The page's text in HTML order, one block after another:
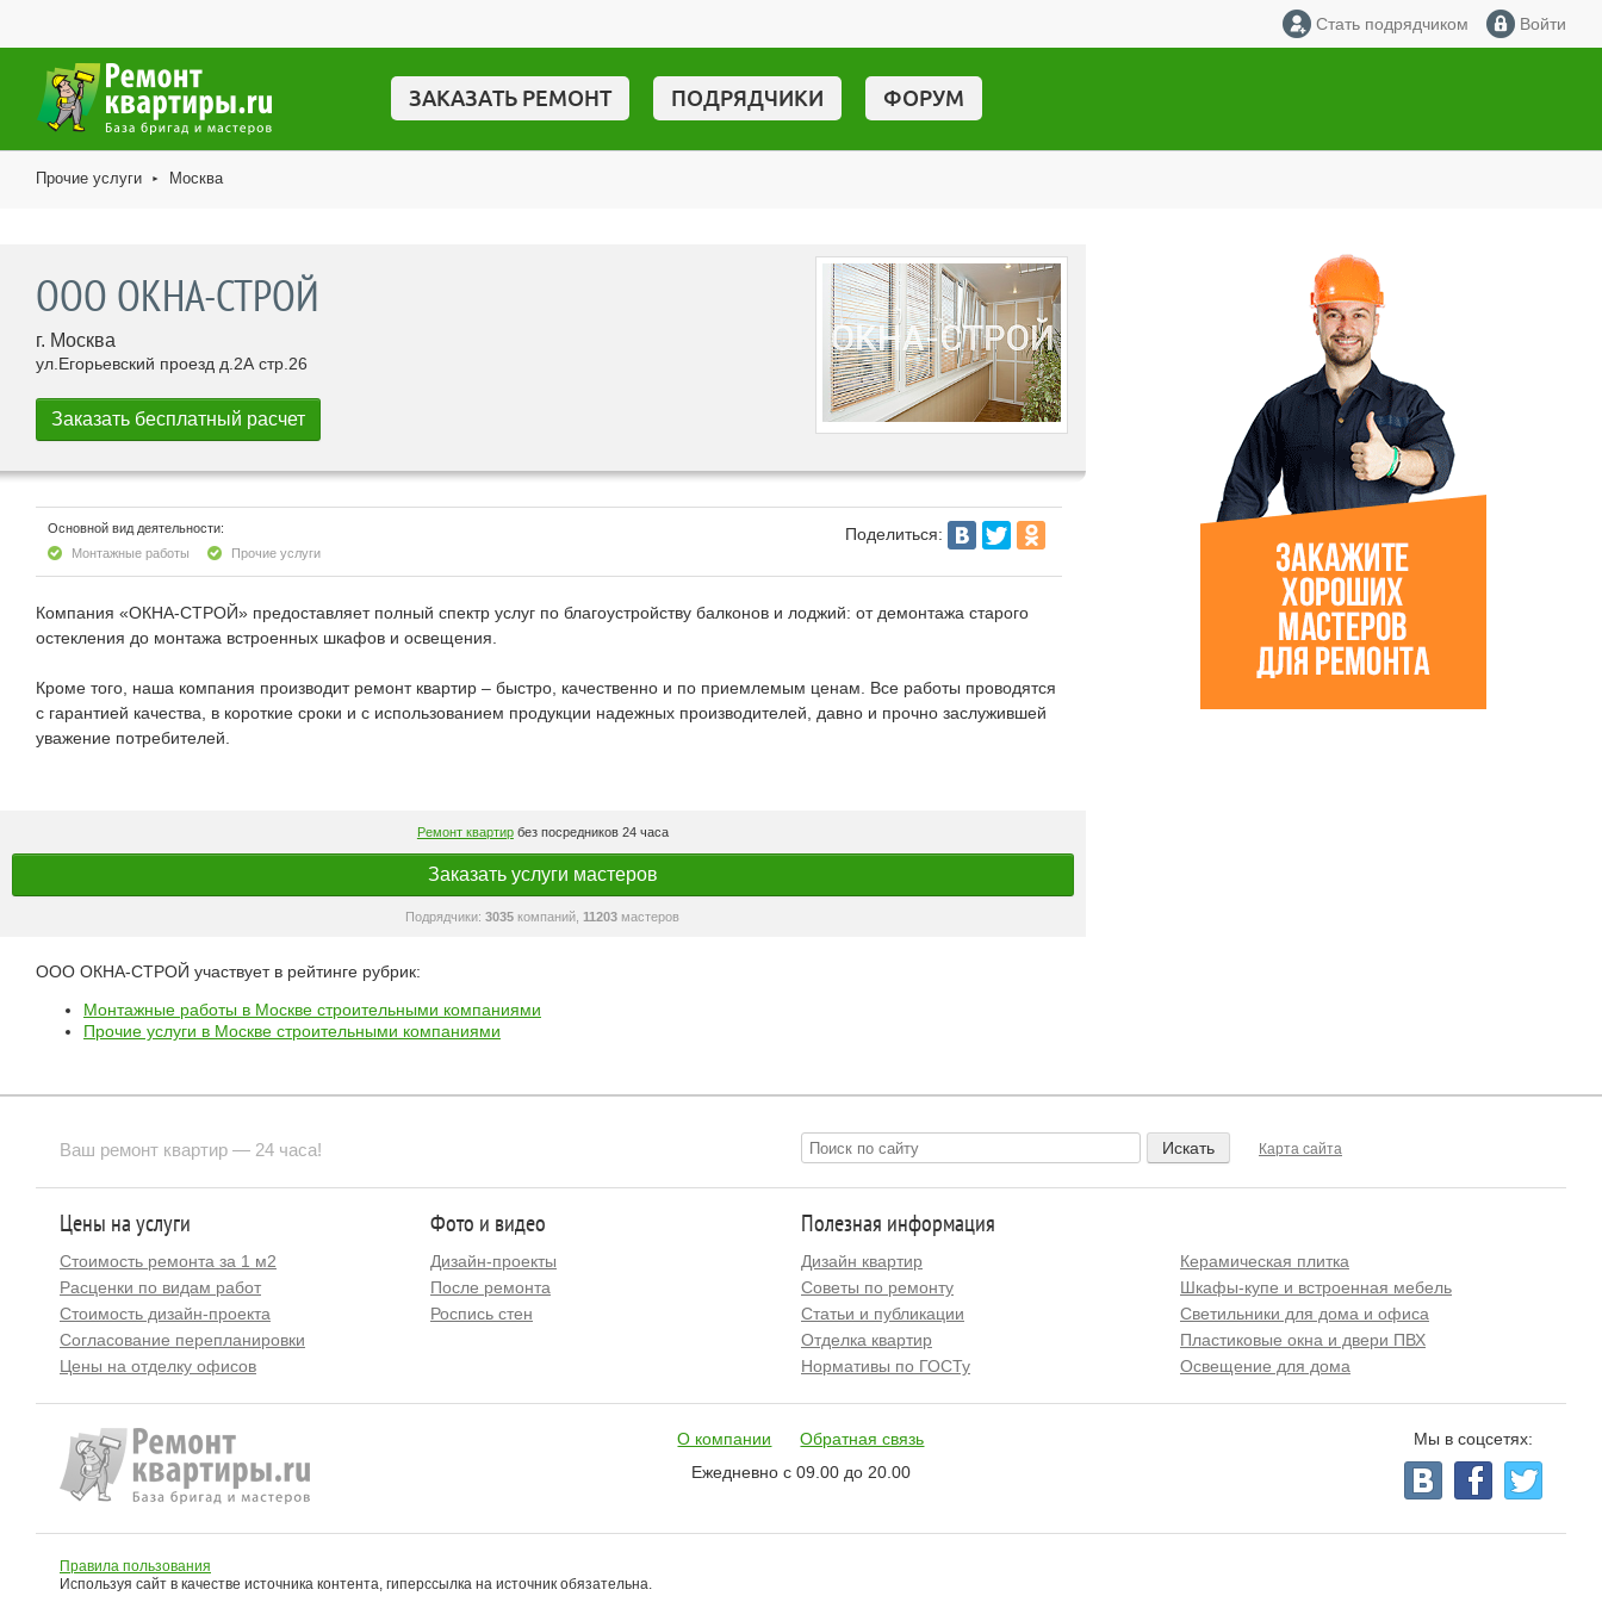
Стать подрядчиком Войти
ЗАКАЗАТЬ РЕМОНТ ПОДРЯДЧИКИ ФОРУМ
Прочие услуги ► Москва
ООО ОКНА-СТРОЙ
г. Москва
ул.Егорьевский проезд д.2А стр.26
Основной вид деятельности:
Монтажные работы
Прочие услуги
Поделиться:
Компания «ОКНА-СТРОЙ» предоставляет полный спектр услуг по благоустройству балконов и лоджий: от демонтажа старого
остекления до монтажа встроенных шкафов и освещения.
Кроме того, наша компания производит ремонт квартир – быстро, качественно и по приемлемым ценам. Все работы проводятся
с гарантией качества, в короткие сроки и с использованием продукции надежных производителей, давно и прочно заслужившей
уважение потребителей.
Ремонт квартирбез посредников 24 часа
Заказать услуги мастеров
Подрядчики:3035 компаний, 11203 мастеров
ООО ОКНА-СТРОЙ участвует в рейтинге рубрик:
Монтажные работы в Москве строительными компаниями
Прочие услуги в Москве строительными компаниями
Ваш ремонт квартир — 24 часа! Карта сайта
Цены на услуги
Стоимость ремонта за 1 м2
Расценки по видам работ
Стоимость дизайн-проекта
Согласование перепланировки
Цены на отделку офисов
Фото и видео
Дизайн-проекты
После ремонта
Роспись стен
Полезная информация
Дизайн квартир
Советы по ремонту
Статьи и публикации
Отделка квартир
Нормативы по ГОСТу
Керамическая плитка
Шкафы-купе и встроенная мебель
Светильники для дома и офиса
Пластиковые окна и двери ПВХ
Освещение для дома
О компании
Обратная связь
Ежедневно с 09.00 до 20.00
Мы в соцсетях:
Правила пользования
Используя сайт в качестве источника контента, гиперссылка на источник обязательна.